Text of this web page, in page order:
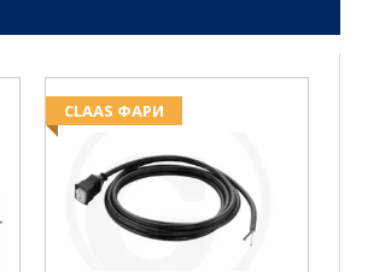
CLAAS ФАРИ